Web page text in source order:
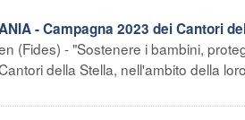
- Campagna 2023 dei Cantori
(Fides) - "Sostenere i bambini,
della Stella, nell'ambito della